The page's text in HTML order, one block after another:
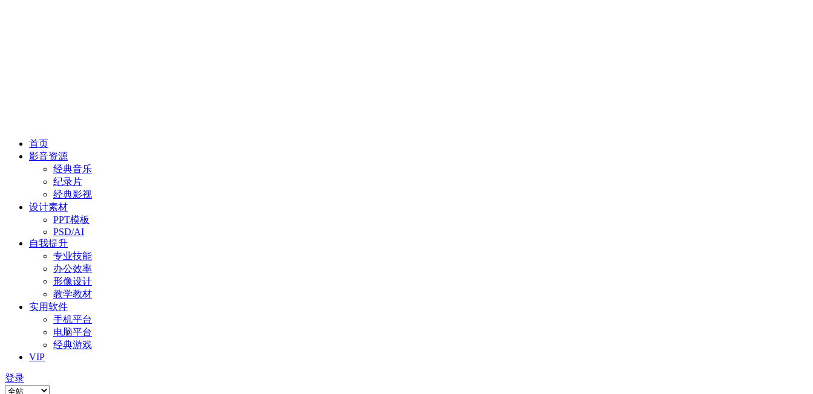
首页
影音资源
经典音乐
纪录片
经典影视
设计素材
PPT模板
PSD/AI
自我提升
专业技能
办公效率
形像设计
教学教材
实用软件
手机平台
电脑平台
经典游戏
VIP
登录